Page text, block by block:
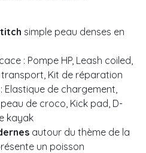
simple peau denses en
: Pompe HP, Leash coiled,
transport, Kit de réparation
: Elastique de chargement,
de croco, Kick pad, D-
kayak
autour du thème de la
un poisson